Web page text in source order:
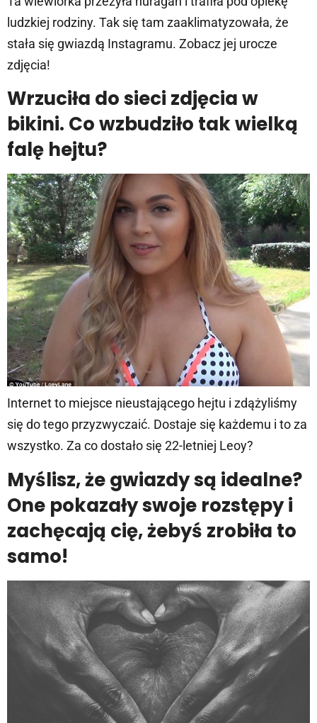
ludzkiej rodziny. Tak się tam zaaklimatyzowała, że
stała się gwiazdą Instagramu. Zobacz jej urocze
zdjęcia!
Wrzuciła do sieci zdjęcia w
bikini. Co wzbudziło tak wielką
falę hejtu?
Internet to miejsce nieustającego hejtu i zdążyliśmy
się do tego przyzwyczaić. Dostaje się każdemu i to za
wszystko. Za co dostało się 22-letniej Leoy?
Myślisz, że gwiazdy są idealne?
One pokazały swoje rozstępy i
zachęcają cię, żebyś zrobiła to
samo!